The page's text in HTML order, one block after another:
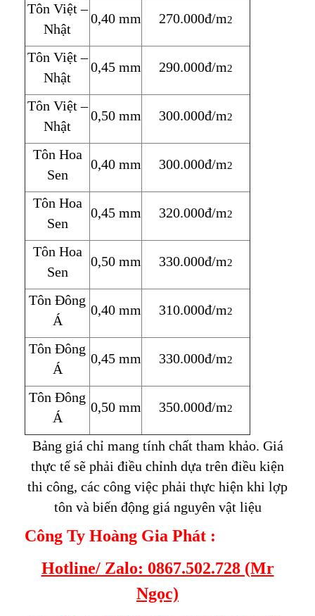
Tôn Việt –
Nhật
0,40 mm 270.000đ/m2
Tôn Việt –
Nhật
0,45 mm 290.000đ/m2
Tôn Việt –
Nhật
0,50 mm 300.000đ/m2
Tôn Hoa
Sen
0,40 mm 300.000đ/m2
Tôn Hoa
Sen
0,45 mm 320.000đ/m2
Tôn Hoa
Sen
0,50 mm 330.000đ/m2
Tôn Đông
Á
0,40 mm 310.000đ/m2
Tôn Đông
Á
0,45 mm 330.000đ/m2
Tôn Đông
Á
0,50 mm 350.000đ/m2
Bảng giá chỉ mang tính chất tham khảo. Giá
thực tế sẽ phải điều chỉnh dựa trên điều kiện
thi công, các công việc phải thực hiện khi lợp
tôn và biến động giá nguyên vật liệu
Công Ty Hoàng Gia Phát :
Hotline/ Zalo: 0867.502.728 (Mr
Ngọc)